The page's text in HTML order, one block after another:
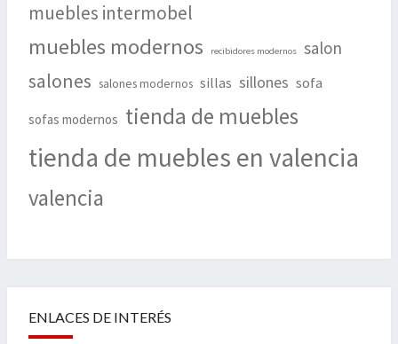
muebles intermobel
muebles modernos recibidores modernos salon
salones salones modernos sillas sillones sofa
sofas modernos tienda de muebles
tienda de muebles en valencia
valencia
ENLACES DE INTERÉS